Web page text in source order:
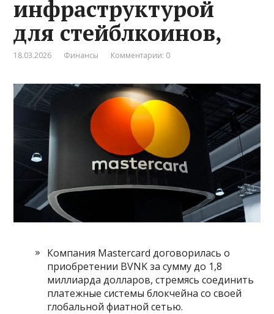
инфраструктурой
для стейблкоинов,
18.03.2026 Финансы Комментарии: 0
Компания Mastercard договорилась о
приобретении BVNK за ​​сумму до 1,8
миллиарда долларов, стремясь соединить
платежные системы блокчейна со своей
глобальной фиатной сетью.